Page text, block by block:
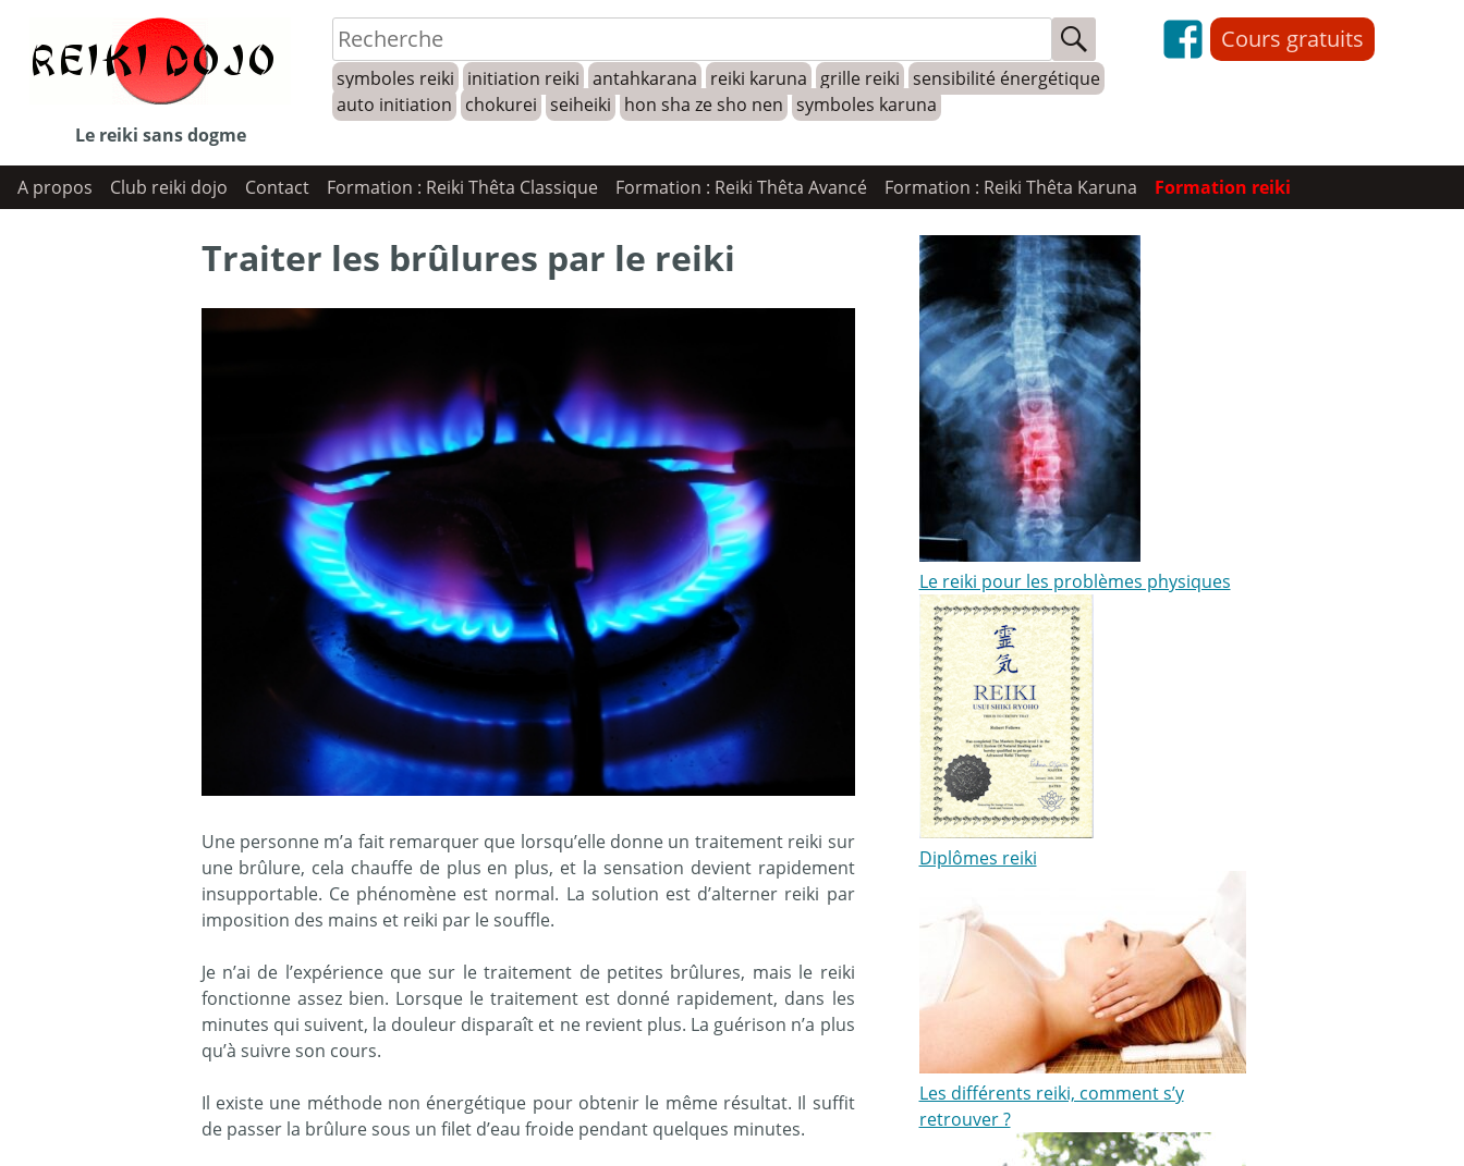
content
Le reiki sans dogme
symboles reiki initiation reiki antahkarana reiki karuna grille reiki sensibilité énergétique
auto initiation
chokurei seiheiki hon sha ze sho nen symboles karuna
Cours gratuits
A propos Club reiki dojo Contact Formation : Reiki Thêta Classique Formation : Reiki Thêta Avancé Formation : Reiki Thêta Karuna Formation reiki
Traiter les brûlures par le reiki
Une personne m’a fait remarquer que lorsqu’elle donne un traitement reiki sur
une brûlure, cela chauffe de plus en plus, et la sensation devient rapidement
insupportable. Ce phénomène est normal. La solution est d’alterner reiki par
imposition des mains et reiki par le souffle.
Je n’ai de l’expérience que sur le traitement de petites brûlures, mais le reiki
fonctionne assez bien. Lorsque le traitement est donné rapidement, dans les
minutes qui suivent, la douleur disparaît et ne revient plus. La guérison n’a plus
qu’à suivre son cours.
Il existe une méthode non énergétique pour obtenir le même résultat. Il suffit
de passer la brûlure sous un filet d’eau froide pendant quelques minutes.
Le reiki pour les problèmes physiques
Diplômes reiki
Les différents reiki, comment s’y
retrouver ?